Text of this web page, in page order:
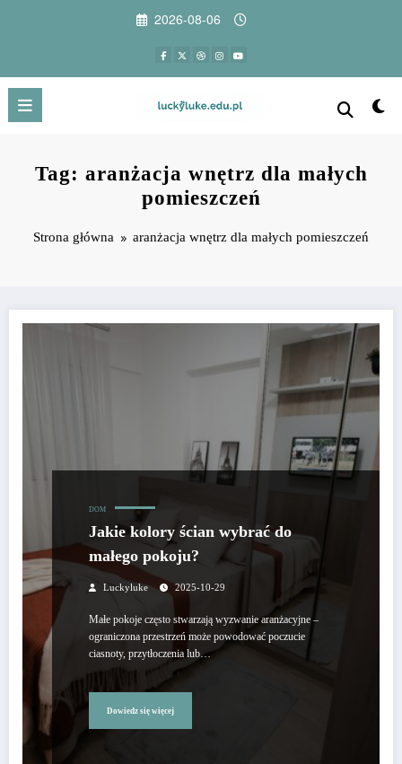
2026-08-06
Tag: aranżacja wnętrz dla małych
pomieszczeń
Strona główna aranżacja wnętrz dla małych pomieszczeń
DOM
Jakie kolory ścian wybrać do
małego pokoju?
Luckyluke 2025-10-29
Małe pokoje często stwarzają wyzwanie aranżacyjne –
ograniczona przestrzeń może powodować poczucie
ciasnoty, przytłoczenia lub…
Dowiedz się więcej